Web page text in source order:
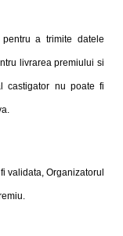
a trimite datele
livrarea premiului si
castigator nu poate fi
validata, Organizatorul